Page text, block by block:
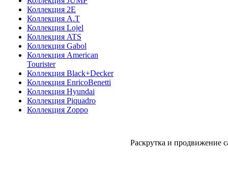
Коллекция 2E
Коллекция A.T
Коллекция Lojel
Коллекция ATS
Коллекция Gabol
Коллекция American
Tourister
Коллекция Black+Decker
Коллекция EnricoBenetti
Коллекция Hyundai
Коллекция Piquadro
Коллекция Zoppo
Раскрутка и продвижение